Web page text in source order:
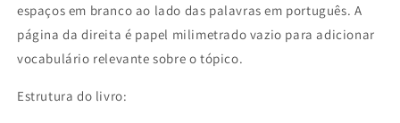
espaços em branco ao lado das palavras em português. A
página da direita é papel milimetrado vazio para adicionar
vocabulário relevante sobre o tópico.
Estrutura do livro: